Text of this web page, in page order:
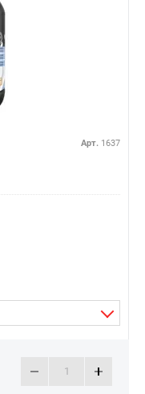
Арт. 1637